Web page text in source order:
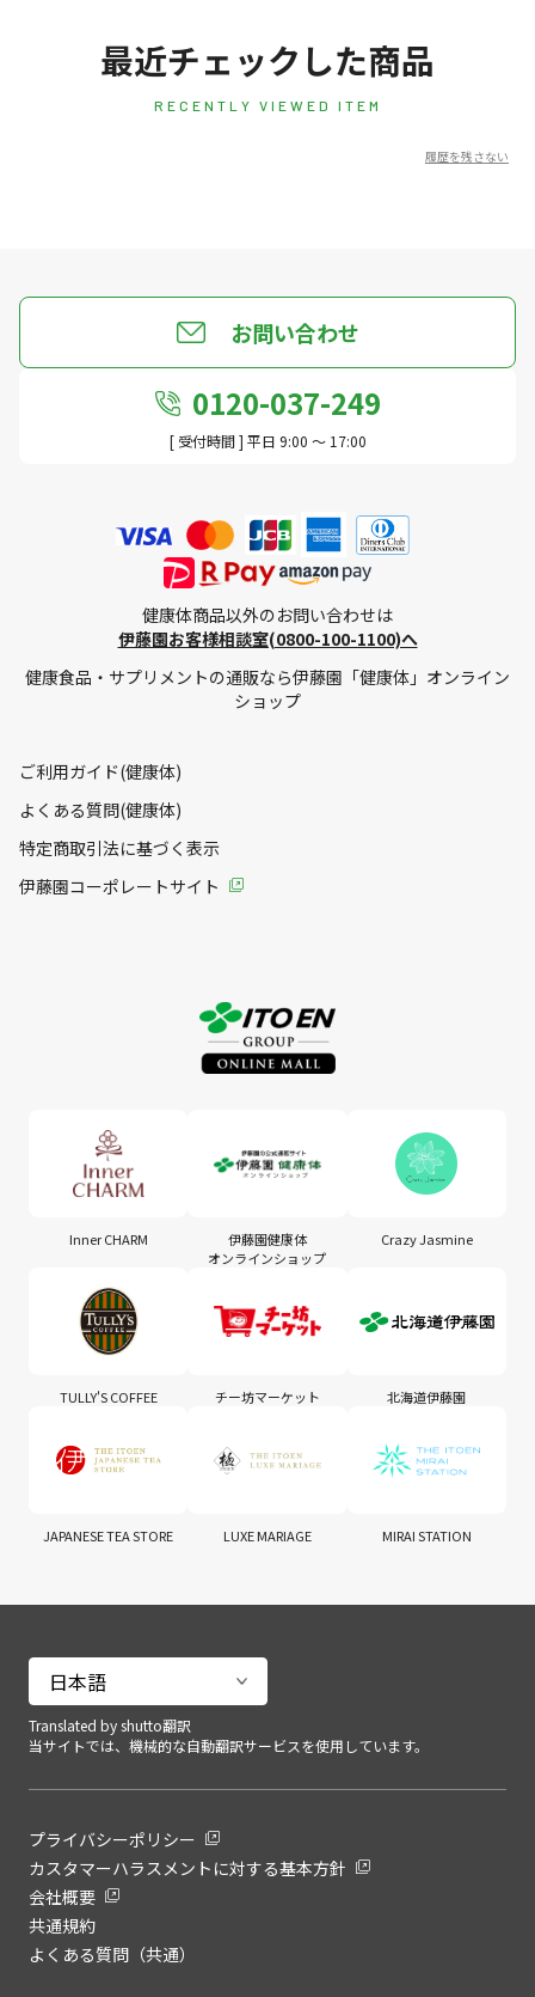
最近チェックした商品
RECENTLY VIEWED ITEM
履歴を残さない
お問い合わせ
0120-037-249
[ 受付時間 ] 平日 9:00 ～ 17:00
健康体商品以外のお問い合わせは
伊藤園お客様相談室(0800-100-1100)へ
健康食品・サプリメントの通販なら伊藤園「健康体」オンライン
ショップ
ご利用ガイド(健康体)
よくある質問(健康体)
特定商取引法に基づく表示
伊藤園コーポレートサイト
Inner CHARM
伊藤園健康体
オンラインショップ
Crazy Jasmine
TULLY'S COFFEE チー坊マーケット 北海道伊藤園
JAPANESE TEA STORE LUXE MARIAGE MIRAI STATION
Translated by shutto翻訳
当サイトでは、機械的な自動翻訳サービスを使用しています。
プライバシーポリシー
カスタマーハラスメントに対する基本方針
会社概要
共通規約
よくある質問（共通）